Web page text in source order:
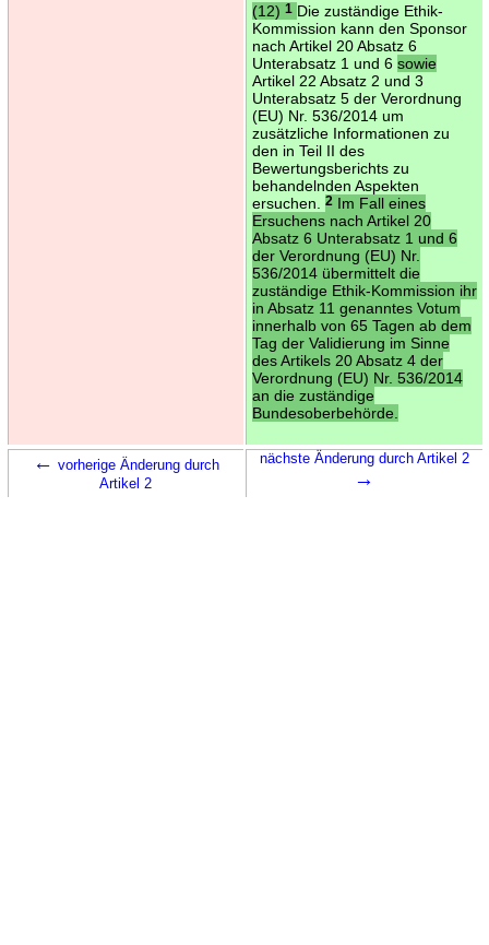
(12) 1 Die zuständige Ethik-
Kommission kann den Sponsor
nach Artikel 20 Absatz 6
Unterabsatz 1 und 6 sowie
Artikel 22 Absatz 2 und 3
Unterabsatz 5 der Verordnung
(EU) Nr. 536/2014 um
zusätzliche Informationen zu
den in Teil II des
Bewertungsberichts zu
behandelnden Aspekten
ersuchen.
2Im Fall eines
Ersuchens nach Artikel 20
Absatz 6 Unterabsatz 1 und 6
der Verordnung (EU) Nr.
536/2014 übermittelt die
zuständige Ethik-Kommission ihr
in Absatz 11 genanntes Votum
innerhalb von 65 Tagen ab dem
Tag der Validierung im Sinne
des Artikels 20 Absatz 4 der
Verordnung (EU) Nr. 536/2014
an die zuständige
Bundesoberbehörde.
← vorherige Änderung durch
Artikel 2
nächste Änderung durch Artikel 2
→